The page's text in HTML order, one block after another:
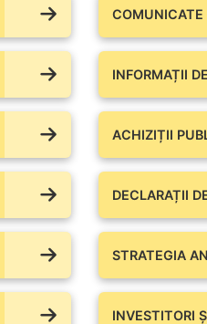
COMUNICATE
INFORMAȚII
ACHIZIȚII
DECLARAȚII
STRATEGIA
INVESTITORI